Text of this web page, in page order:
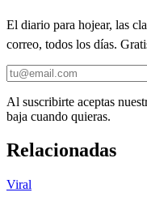
El diario para hojear, las
correo, todos los días.
Al suscribirte aceptas
baja cuando quieras.
Relacionadas
Viral